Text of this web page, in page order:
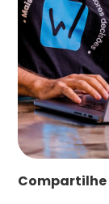
Compartilhe